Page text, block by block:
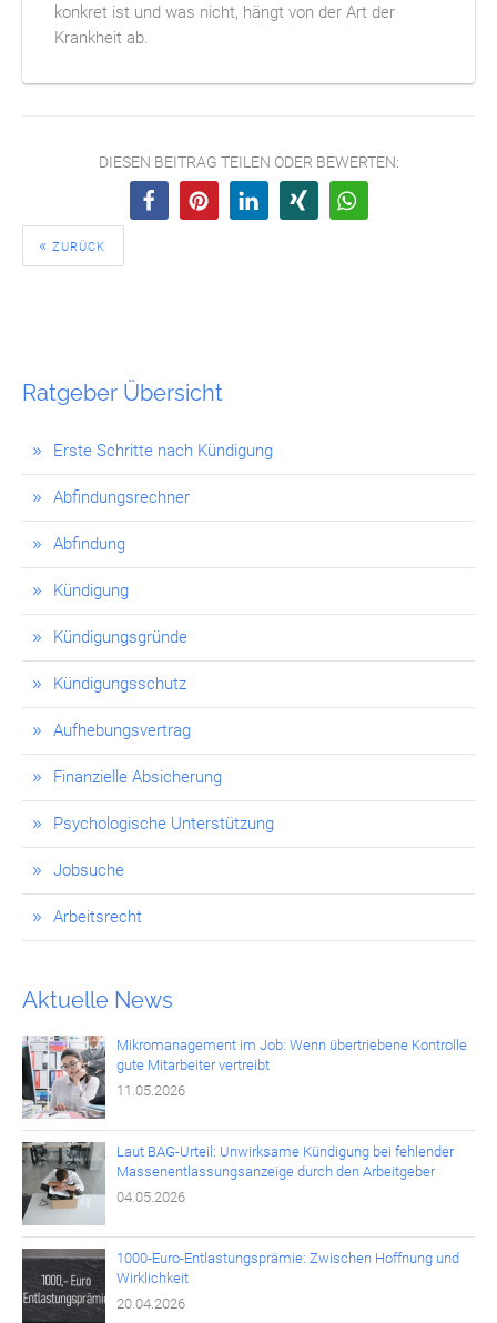
Ratgeber Übersicht
Erste Schritte nach Kündigung
Abfindungsrechner
Abfindung
Kündigung
Kündigungsgründe
Kündigungsschutz
Aufhebungsvertrag
Finanzielle Absicherung
Psychologische Unterstützung
Jobsuche
Arbeitsrecht
Aktuelle News
Mikromanagement im Job: Wenn übertriebene Kontrolle
gute Mitarbeiter vertreibt
11.05.2026
Laut BAG-Urteil: Unwirksame Kündigung bei fehlender
Massenentlassungsanzeige durch den Arbeitgeber
04.05.2026
1000-Euro-Entlastungsprämie: Zwischen Hoffnung und
Wirklichkeit
20.04.2026
konkret ist und was nicht, hängt von der Art der
Krankheit ab.
DIESEN BEITRAG TEILEN ODER BEWERTEN:
ZURÜCK